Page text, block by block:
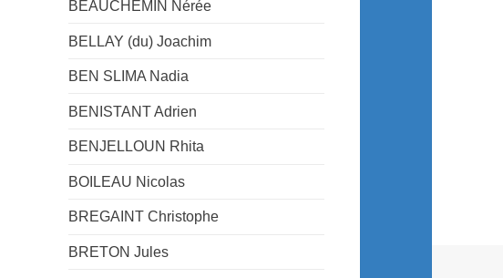
BEAUCHEMIN Nérée
BELLAY (du) Joachim
BEN SLIMA Nadia
BENISTANT Adrien
BENJELLOUN Rhita
BOILEAU Nicolas
BREGAINT Christophe
BRETON Jules